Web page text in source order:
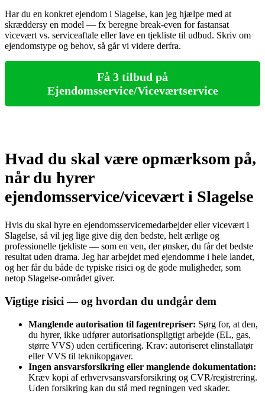
Har du en konkret ejendom i Slagelse, kan jeg hjælpe med at
skræddersy en model — fx beregne break‑even for fastansat
vicevært vs. serviceaftale eller lave en tjekliste til udbud. Skriv om
ejendomstype og behov, så går vi videre derfra.
Få 3 tilbud på
Ejendomsservice/Viceværtservice
Hvad du skal være opmærksom på,
når du hyrer
ejendomsservice/vicevært i Slagelse
Hvis du skal hyre en ejendomsservicemedarbejder eller vicevært i
Slagelse, så vil jeg lige give dig den bedste, helt ærlige og
professionelle tjekliste — som en ven, der ønsker, du får det bedste
resultat uden drama. Jeg har arbejdet med ejendomme i hele landet,
og her får du både de typiske risici og de gode muligheder, som
netop Slagelse‑området giver.
Vigtige risici — og hvordan du undgår dem
Manglende autorisation til fagentrepriser: Sørg for, at den,
du hyrer, ikke udfører autorisationspligtigt arbejde (EL, gas,
større VVS) uden certificering. Krav: autoriseret elinstallatør
eller VVS til teknikopgaver.
Ingen ansvarsforsikring eller manglende dokumentation:
Kræv kopi af erhvervsansvarsforsikring og CVR/registrering.
Uden forsikring kan du stå med regningen ved skader.